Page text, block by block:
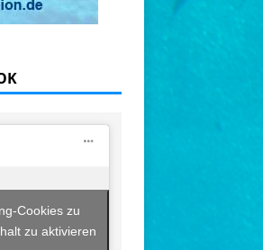
Cookies zu
zu aktivieren